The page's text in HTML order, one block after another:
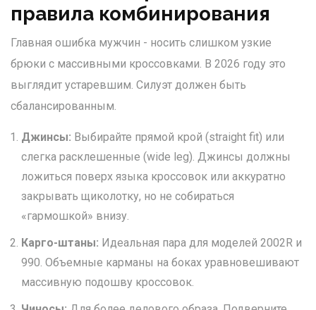
правила комбинирования
Главная ошибка мужчин - носить слишком узкие
брюки с массивными кроссовками. В 2026 году это
выглядит устаревшим. Силуэт должен быть
сбалансированным.
Джинсы: Выбирайте прямой крой (straight fit) или
слегка расклешенные (wide leg). Джинсы должны
ложиться поверх языка кроссовок или аккуратно
закрывать щиколотку, но не собираться
«гармошкой» внизу.
Карго-штаны: Идеальная пара для моделей 2002R и
990. Объемные карманы на боках уравновешивают
массивную подошву кроссовок.